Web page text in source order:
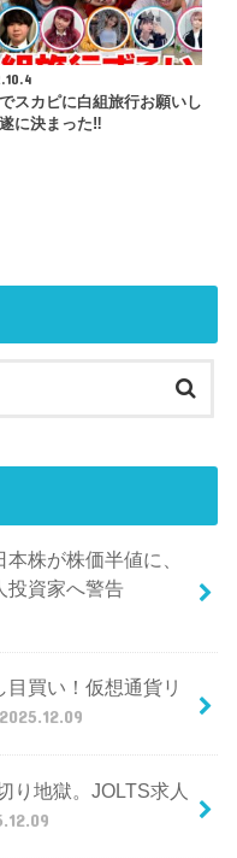
スカピに白組旅行お願いし
に決まった‼︎
株が株価半値に、
投資家へ警告
目買い！仮想通貨リ
2025.12.09
り地獄。JOLTS求人